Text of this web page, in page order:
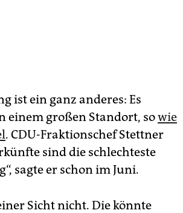
ist ein ganz anderes: Es
einem großen Standort, sowie
. CDU-Fraktionschef Stettner
sind die schlechteste
sagte er schon im Juni.
Sicht nicht. Die könnte